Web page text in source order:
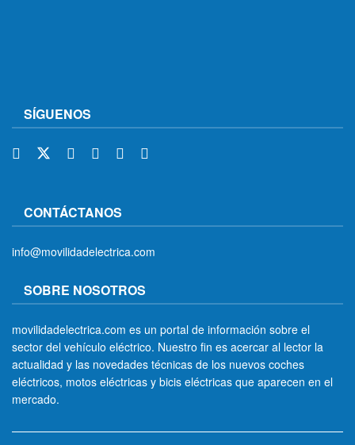
SÍGUENOS
CONTÁCTANOS
info@movilidadelectrica.com
SOBRE NOSOTROS
movilidadelectrica.com es un portal de información sobre el
sector del vehículo eléctrico. Nuestro fin es acercar al lector la
actualidad y las novedades técnicas de los nuevos coches
eléctricos, motos eléctricas y bicis eléctricas que aparecen en el
mercado.